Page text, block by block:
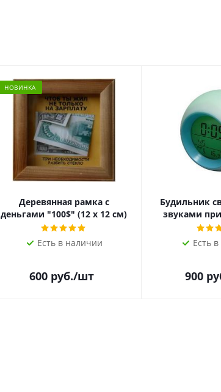
НОВИНКА
Деревянная рамка с
деньгами "100$" (12 х 12 см)
Есть в наличии
600 руб./шт
Будильник
звуками
Есть
900